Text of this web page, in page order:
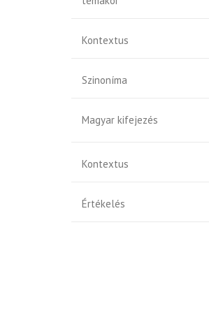
Kontextus
Szinoníma
Magyar kifejezés
Kontextus
Értékelés